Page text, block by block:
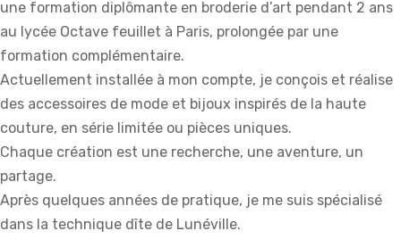
une formation diplômante en broderie d’art pendant 2 ans
au lycée Octave feuillet à Paris, prolongée par une
formation complémentaire.
Actuellement installée à mon compte, je conçois et réalise
des accessoires de mode et bijoux inspirés de la haute
couture, en série limitée ou pièces uniques.
Chaque création est une recherche, une aventure, un
partage.
Après quelques années de pratique, je me suis spécialisé
dans la technique dîte de Lunéville.